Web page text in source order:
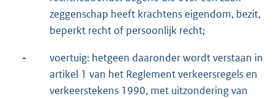
zeggenschap heeft krachtens eigendom, bezit,
beperkt recht of persoonlijk recht;
-
voertuig: hetgeen daaronder wordt verstaan in
artikel 1 van het Reglement verkeersregels en
verkeerstekens 1990, met uitzondering van